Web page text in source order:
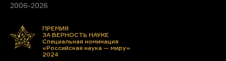
2006-2026
ПРЕМИЯ
ЗА ВЕРНОСТЬ НАУКЕ
Специальная номинация
«Российская наука — миру»
2024